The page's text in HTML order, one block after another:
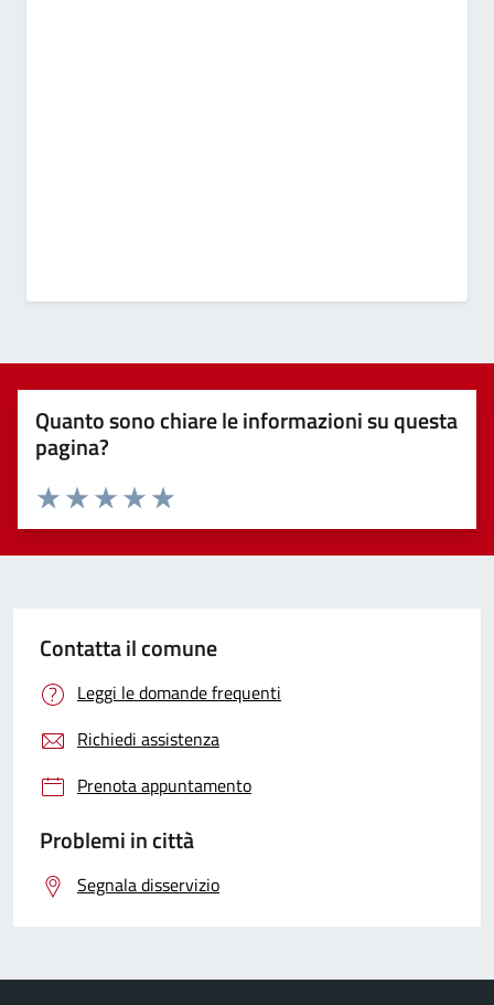
Quanto sono chiare le informazioni su questa
pagina?
Valuta 5 stelle su 5
Valuta 4 stelle su 5
Valuta 3 stelle su 5
Valuta 2 stelle su 5
Valuta 1 stelle su 5
Contatta il comune
Leggi le domande frequenti
Richiedi assistenza
Prenota appuntamento
Problemi in città
Segnala disservizio